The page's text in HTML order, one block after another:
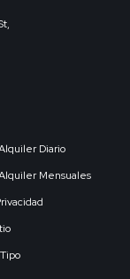
Diario
Mensuales